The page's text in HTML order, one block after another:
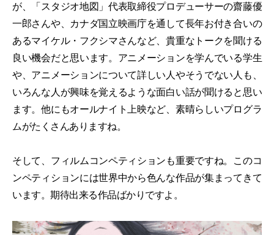
が、「スタジオ地図」代表取締役プロデューサーの齋藤優
一郎さんや、カナダ国立映画庁を通して長年お付き合いの
あるマイケル・フクシマさんなど、貴重なトークを聞ける
良い機会だと思います。アニメーションを学んでいる学生
や、アニメーションについて詳しい人やそうでない人も、
いろんな人が興味を覚えるような面白い話が聞けると思い
ます。他にもオールナイト上映など、素晴らしいプログラ
ムがたくさんありますね。
そして、フィルムコンペティションも重要ですね。このコ
ンペティションには世界中から色んな作品が集まってきて
います。期待出来る作品ばかりですよ。